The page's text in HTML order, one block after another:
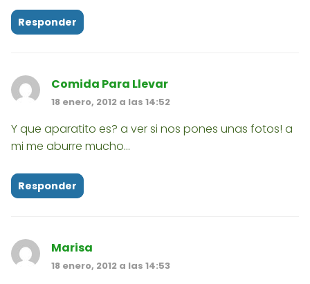
Responder
Comida Para Llevar
18 enero, 2012 a las 14:52
Y que aparatito es? a ver si nos pones unas fotos! a
mi me aburre mucho...
Responder
Marisa
18 enero, 2012 a las 14:53